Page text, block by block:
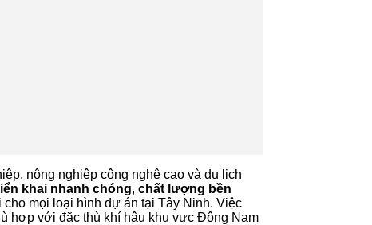
nông nghiệp công nghệ cao và du lịch
khai nhanh chóng, chất lượng bền
mọi loại hình dự án tại Tây Ninh. Việc
hợp với đặc thù khí hậu khu vực Đông Nam